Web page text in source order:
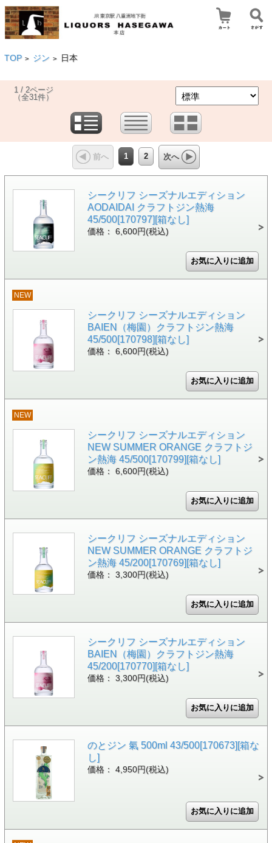
TOP > ジン > 日本
1 / 2ページ
（全31件）
前へ 1 2 次へ
シークリフ シーズナルエディション
AODAIDAI クラフトジン熱海
45/500[170797][箱なし]
価格： 6,600円(税込)
NEW
シークリフ シーズナルエディション
BAIEN（梅園）クラフトジン熱海
45/500[170798][箱なし]
価格： 6,600円(税込)
NEW
シークリフ シーズナルエディション
NEW SUMMER ORANGE クラフトジ
ン熱海 45/500[170799][箱なし]
価格： 6,600円(税込)
シークリフ シーズナルエディション
NEW SUMMER ORANGE クラフトジ
ン熱海 45/200[170769][箱なし]
価格： 3,300円(税込)
シークリフ シーズナルエディション
BAIEN（梅園）クラフトジン熱海
45/200[170770][箱なし]
価格： 3,300円(税込)
のとジン 氣 500ml 43/500[170673][箱な
し]
価格： 4,950円(税込)